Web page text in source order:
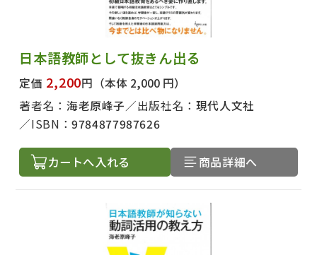
日本語教師として抜きん出る
定価 2,200円 （本体 2,000 円）
著者名： 海老原峰子 出版社名： 現代人文社
ISBN：9784877987626
カートへ入れる 商品詳細へ